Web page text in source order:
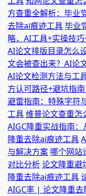
方查重全解析：毕业
去除ai痕迹工具毕业
略，AI工具+实操技
AI论文排版目录怎么
文会被查出来？AI论
AI论文检测方法与工
方认可路径+避坑指
避雷指南：特殊字符
工具维普论文查重怎
AIGC降重实战指南
降重去除ai痕迹工具
与解决方案 哪个网站
对比分析论文降重避
降重去除ai痕迹工具
AIGC率 | 论文降重